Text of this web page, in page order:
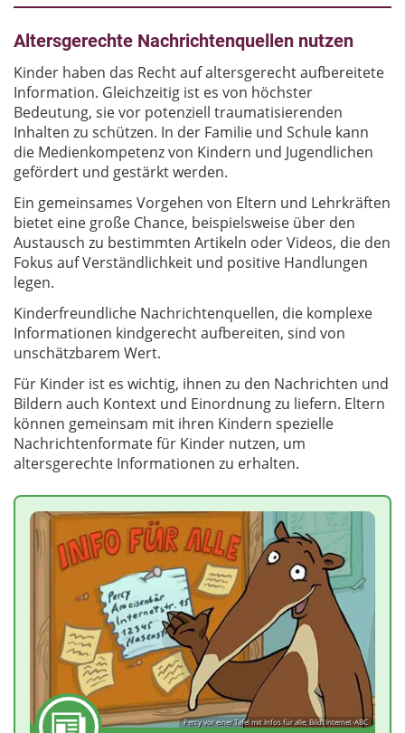
Altersgerechte Nachrichtenquellen nutzen
Kinder haben das Recht auf altersgerecht aufbereitete
Information. Gleichzeitig ist es von höchster
Bedeutung, sie vor potenziell traumatisierenden
Inhalten zu schützen. In der Familie und Schule kann
die Medienkompetenz von Kindern und Jugendlichen
gefördert und gestärkt werden.
Ein gemeinsames Vorgehen von Eltern und Lehrkräften
bietet eine große Chance, beispielsweise über den
Austausch zu bestimmten Artikeln oder Videos, die den
Fokus auf Verständlichkeit und positive Handlungen
legen.
Kinderfreundliche Nachrichtenquellen, die komplexe
Informationen kindgerecht aufbereiten, sind von
unschätzbarem Wert.
Für Kinder ist es wichtig, ihnen zu den Nachrichten und
Bildern auch Kontext und Einordnung zu liefern. Eltern
können gemeinsam mit ihren Kindern spezielle
Nachrichtenformate für Kinder nutzen, um
altersgerechte Informationen zu erhalten.
Percy vor einer Tafel mit Infos für alle; Bild: Internet-ABC